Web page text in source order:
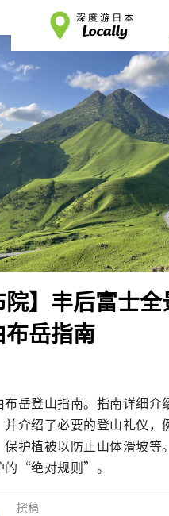
院】丰后富士
岳指南
布岳登山指南。指南详细介
介绍了必要的登山礼仪，
保护植被以防止山体滑坡等
的“绝对规则”。
撰稿